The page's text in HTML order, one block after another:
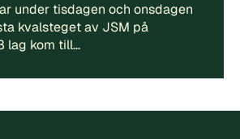
under tisdagen och onsdagen
kvalsteget av JSM på
lag kom till…